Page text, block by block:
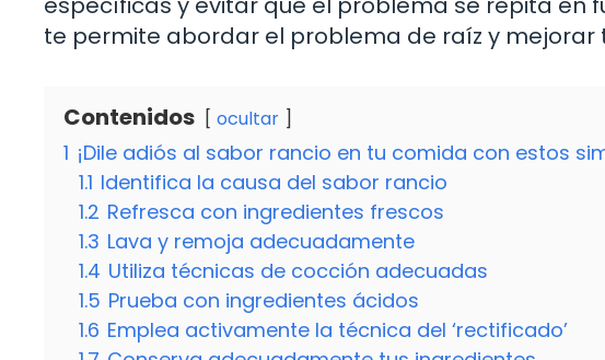
te permite abordar el problema de raíz y mejorar
Contenidos ocultar
1 ¡Dile adiós al sabor rancio en tu comida con estos
1.1 Identifica la causa del sabor rancio
1.2 Refresca con ingredientes frescos
1.3 Lava y remoja adecuadamente
1.4 Utiliza técnicas de cocción adecuadas
1.5 Prueba con ingredientes ácidos
1.6 Emplea activamente la técnica del ‘rectificado’